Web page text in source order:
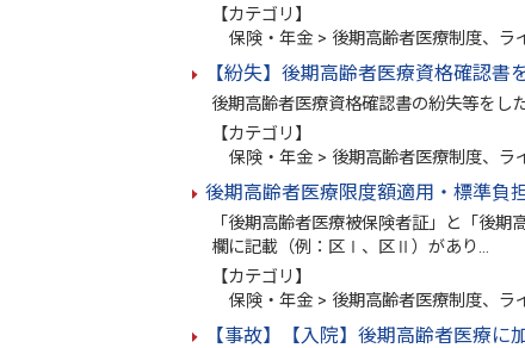
【カテゴリ】
保険・年金 > 後期高齢者医療制度、ラ
【紛失】後期高齢者医療資格確認書
後期高齢者医療資格確認書の紛失等をし
【カテゴリ】
保険・年金 > 後期高齢者医療制度、ラ
後期高齢者医療限度額適用・標準負
「後期高齢者医療被保険者証」と「後
欄に記載（例：区Ⅰ、区Ⅱ）があり…
【カテゴリ】
保険・年金 > 後期高齢者医療制度、ラ
【事故】【入院】後期高齢者医療